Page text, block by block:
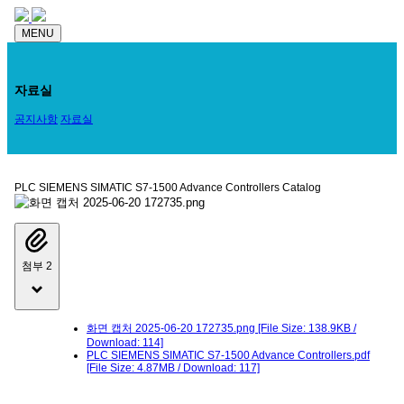
MENU
자료실
공지사항 자료실
PLC SIEMENS SIMATIC S7-1500 Advance Controllers Catalog
첨부 2
화면 캡처 2025-06-20 172735.png [File Size: 138.9KB /
Download: 114]
PLC SIEMENS SIMATIC S7-1500 Advance Controllers.pdf
[File Size: 4.87MB / Download: 117]